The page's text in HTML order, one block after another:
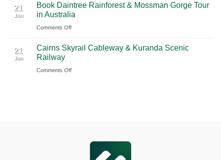
Service
with
Ciiclo
Tour
from
Sydney
Fitzroy
Island
Full-
Tour
Australia
21
Jan
Book Daintree Rainforest & Mossman Gorge Tour
in Australia
Comments Offon
Daintree
&
21
Jan
Cairns Skyrail Cableway & Kuranda Scenic
Railway
Comments Offon